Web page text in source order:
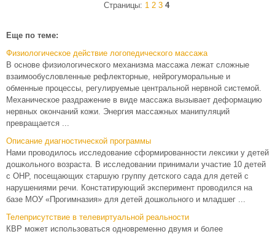
Страницы: 1 2 3 4
Еще по теме:
Физиологическое действие логопедического массажа
В основе физиологического механизма массажа лежат сложные
взаимообусловленные рефлекторные, нейрогуморальные и
обменные процессы, регулируемые центральной нервной системой.
Механическое раздражение в виде массажа вызывает деформацию
нервных окончаний кожи. Энергия массажных манипуляций
превращается ...
Описание диагностической программы
Нами проводилось исследование сформированности лексики у детей
дошкольного возраста. В исследовании принимали участие 10 детей
с ОНР, посещающих старшую группу детского сада для детей с
нарушениями речи. Констатирующий эксперимент проводился на
базе МОУ «Прогимназия» для детей дошкольного и младшег ...
Телеприсутствие в телевиртуальной реальности
КВР может использоваться одновременно двумя и более